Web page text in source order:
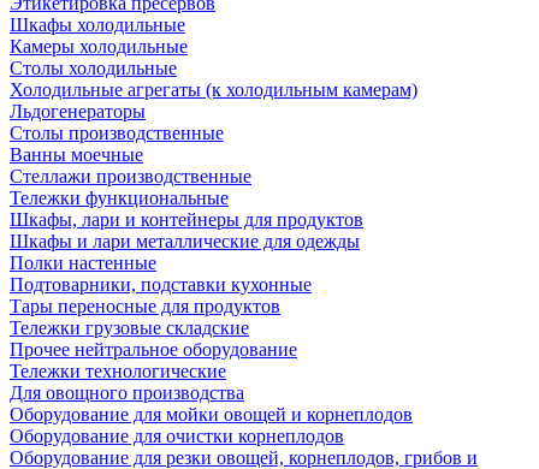
Шкафы холодильные
Камеры холодильные
Столы холодильные
Холодильные агрегаты (к холодильным камерам)
Льдогенераторы
Столы производственные
Ванны моечные
Стеллажи производственные
Тележки функциональные
Шкафы, лари и контейнеры для продуктов
Шкафы и лари металлические для одежды
Полки настенные
Подтоварники, подставки кухонные
Тары переносные для продуктов
Тележки грузовые складские
Прочее нейтральное оборудование
Тележки технологические
Для овощного производства
Оборудование для мойки овощей и корнеплодов
Оборудование для очистки корнеплодов
Оборудование для резки овощей, корнеплодов, грибов и